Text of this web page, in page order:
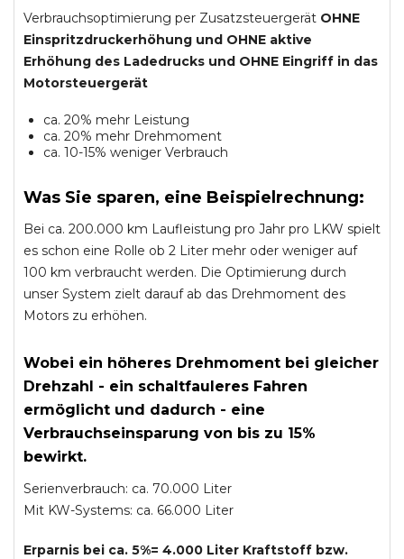
Verbrauchsoptimierung per Zusatzsteuergerät OHNE
Einspritzdruckerhöhung und OHNE aktive
Erhöhung des Ladedrucks und OHNE Eingriff in das
Motorsteuergerät
ca. 20% mehr Leistung
ca. 20% mehr Drehmoment
ca. 10-15% weniger Verbrauch
Was Sie sparen, eine Beispielrechnung:
Bei ca. 200.000 km Laufleistung pro Jahr pro LKW spielt
es schon eine Rolle ob 2 Liter mehr oder weniger auf
100 km verbraucht werden. Die Optimierung durch
unser System zielt darauf ab das Drehmoment des
Motors zu erhöhen.
Wobei ein höheres Drehmoment bei gleicher
Drehzahl - ein schaltfauleres Fahren
ermöglicht und dadurch - eine
Verbrauchseinsparung von bis zu 15%
bewirkt.
Serienverbrauch: ca. 70.000 Liter
Mit KW-Systems: ca. 66.000 Liter
Erparnis bei ca. 5%= 4.000 Liter Kraftstoff bzw.